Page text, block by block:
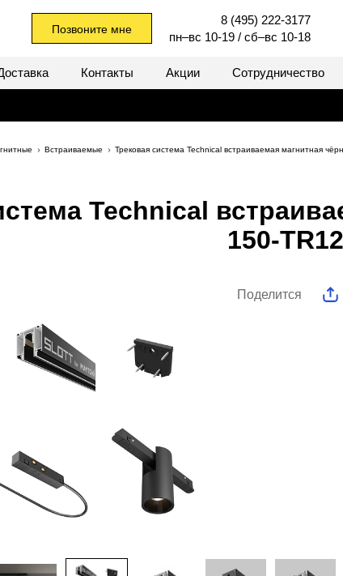
Позвоните мне
8 (495) 222-3177
пн–вс 10-19 / сб–вс 10-18
Контакты Акции Сотрудничество
Встраиваемые Трековая система Technical встраиваемая магнитная
Technical
150-
Поделится